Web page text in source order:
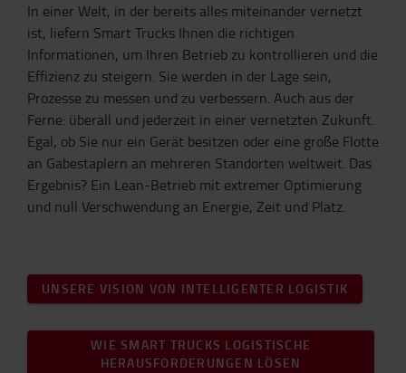
In einer Welt, in der bereits alles miteinander vernetzt
ist, liefern Smart Trucks Ihnen die richtigen
Informationen, um Ihren Betrieb zu kontrollieren und die
Effizienz zu steigern. Sie werden in der Lage sein,
Prozesse zu messen und zu verbessern. Auch aus der
Ferne: überall und jederzeit in einer vernetzten Zukunft.
Egal, ob Sie nur ein Gerät besitzen oder eine große Flotte
an Gabestaplern an mehreren Standorten weltweit. Das
Ergebnis? Ein Lean-Betrieb mit extremer Optimierung
und null Verschwendung an Energie, Zeit und Platz.
UNSERE VISION VON INTELLIGENTER LOGISTIK
WIE SMART TRUCKS LOGISTISCHE
HERAUSFORDERUNGEN LÖSEN